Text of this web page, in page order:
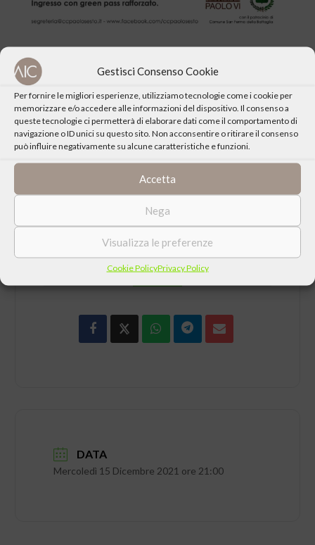
Gestisci Consenso Cookie
Per fornire le migliori esperienze, utilizziamo tecnologie come i cookie per
memorizzare e/o accedere alle informazioni del dispositivo. Il consenso a
queste tecnologie ci permetterà di elaborare dati come il comportamento di
navigazione o ID unici su questo sito. Non acconsentire o ritirare il consenso
può influire negativamente su alcune caratteristiche e funzioni.
Accetta
Nega
Visualizza le preferenze
Cookie PolicyPrivacy Policy
Prenotazione obbligatoria sul sito
www.ccpaolosesto.it/dostoevskij-200(sarà inviata mail di
conferma).
Ingresso con green pass rafforzato.
Per informazioni: segreteria@ccpaolosesto.it –
www.ccpaolosesto.it
la locandina dell’incontro
CONDIVIDI QUESTO EVENTO
DATA
Mercoledì 15 Dicembre 2021 ore 21:00